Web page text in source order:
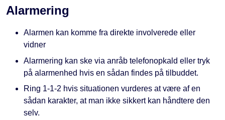
Alarmering
Alarmen kan komme fra direkte involverede eller
vidner
Alarmering kan ske via anråb telefonopkald eller tryk
på alarmenhed hvis en sådan findes på tilbuddet.
Ring 1-1-2 hvis situationen vurderes at være af en
sådan karakter, at man ikke sikkert kan håndtere den
selv.